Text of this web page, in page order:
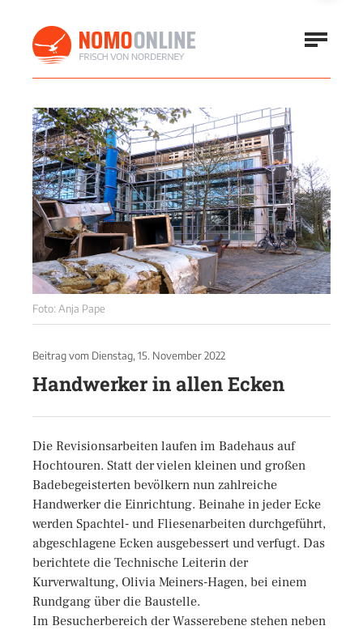
Foto: Anja Pape
Beitrag vom Dienstag, 15. November 2022
Handwerker in allen Ecken
Die Revisionsarbeiten laufen im Badehaus auf
Hochtouren. Statt der vielen kleinen und großen
Badebegeisterten bevölkern nun zahlreiche
Handwerker die Einrichtung. Beinahe in jeder Ecke
werden Spachtel- und Fliesenarbeiten durchgeführt,
abgeschlagene Ecken ausgebessert und verfugt. Das
berichtete die Technische Leiterin der
Kurverwaltung, Olivia Meiners-Hagen, bei einem
Rundgang über die Baustelle.
Im Besucherbereich der Wasserebene stehen neben